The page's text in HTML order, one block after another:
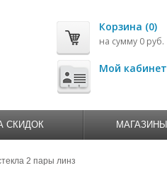
Корзина (0)
на сумму 0 руб.
Мой кабинет
СКИДОК МАГАЗИНЫ
2 пары линз